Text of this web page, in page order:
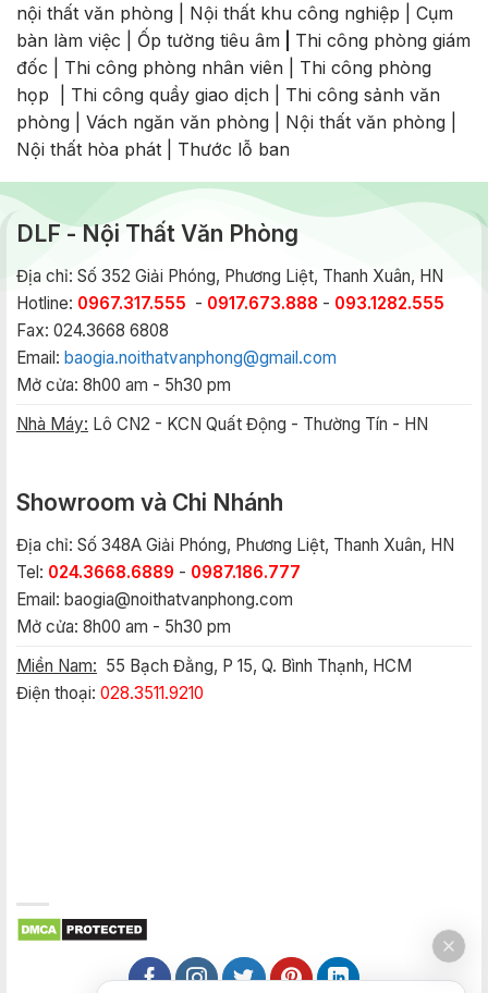
nội thất văn phòng
Nội thất khu công nghiệp
Cụm
bàn làm việc
Ốp tường tiêu âm
Thi công phòng giám
đốc
Thi công phòng nhân viên
Thi công phòng
họp
Thi công quầy giao dịch
Thi công sảnh văn
phòng
Vách ngăn văn phòng Nội thất văn phòng
Nội thất hòa phát
Thước lỗ ban
DLF - Nội Thất Văn Phòng
Địa chỉ: Số 352 Giải Phóng, Phương Liệt, Thanh Xuân, HN
Hotline: 0967.317.555 - 0917.673.888 - 093.1282.555
Fax: 024.3668 6808
Email: baogia.noithatvanphong@gmail.com
Mở cửa: 8h00 am - 5h30 pm
Nhà Máy: Lô CN2 - KCN Quất Động - Thường Tín - HN
Showroom và Chi Nhánh
Địa chỉ: Số 348A Giải Phóng, Phương Liệt, Thanh Xuân, HN
Tel: 024.3668.6889 - 0987.186.777
Email: baogia@noithatvanphong.com
Mở cửa: 8h00 am - 5h30 pm
Miền Nam: 55 Bạch Đằng, P 15, Q. Bình Thạnh, HCM
Điện thoại: 028.3511.9210